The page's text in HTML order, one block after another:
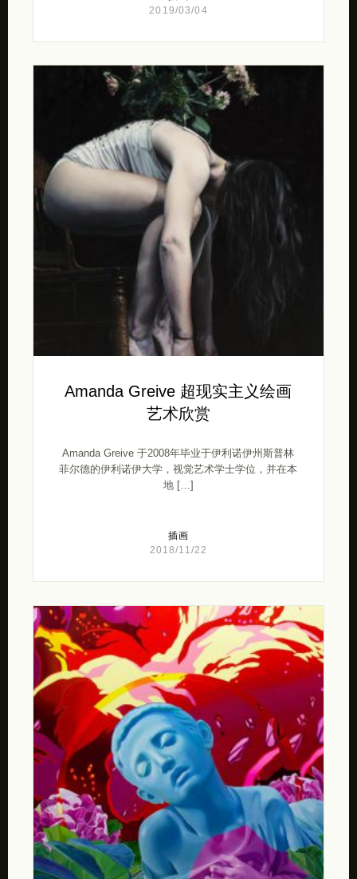
2019/03/04
Amanda Greive 超现实主义绘画
艺术欣赏
Amanda Greive 于2008年毕业于伊利诺伊州斯普林
菲尔德的伊利诺伊大学，视觉艺术学士学位，并在本
地 […]
插画
2018/11/22